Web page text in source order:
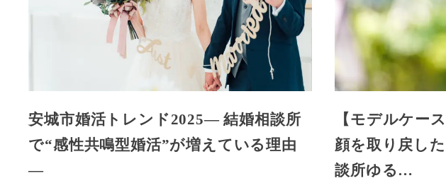
安城市婚活トレンド2025― 結婚相談所
で“感性共鳴型婚活”が増えている理由
―
【モデルケー
顔を取り戻し
談所ゆる…